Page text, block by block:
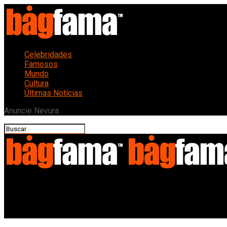
Celebridades
Famosos
Mundo
Cultura
Últimas Notícias
Anuncie Nevura